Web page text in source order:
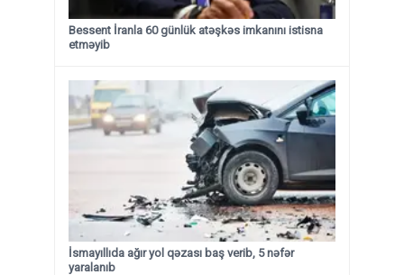
Bessent İranla 60 günlük atəşkəs imkanını istisna
etməyib
İsmayıllıda ağır yol qəzası baş verib, 5 nəfər
yaralanıb